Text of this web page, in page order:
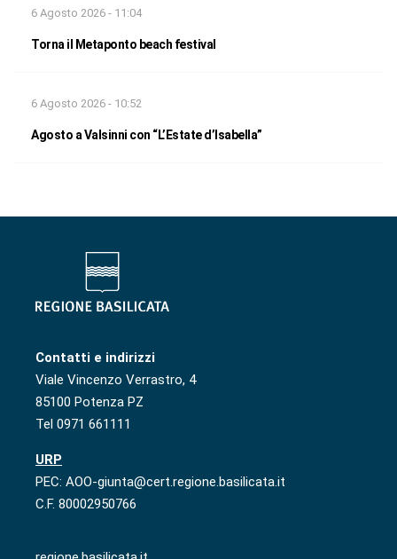
6 Agosto 2026 - 11:04
Torna il Metaponto beach festival
6 Agosto 2026 - 10:52
Agosto a Valsinni con “L’Estate d’Isabella”
Contatti e indirizzi
Viale Vincenzo Verrastro, 4
85100 Potenza PZ
Tel 0971 661111
URP
PEC: AOO-giunta@cert.regione.basilicata.it
C.F. 80002950766